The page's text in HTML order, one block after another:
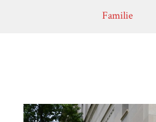
Familie